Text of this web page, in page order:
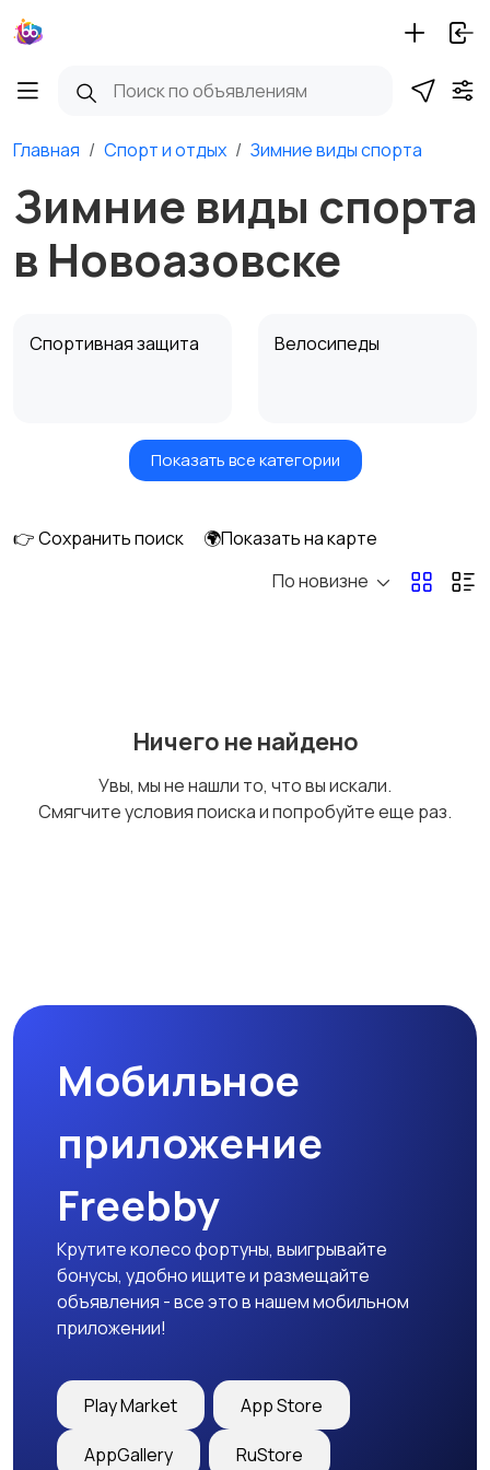
Главная Спорт и отдых Зимние виды спорта
Зимние виды спорта
в Новоазовске
Спортивная защита Велосипеды
Самокаты и
Водные виды спорта
Тренажеры и фитнес Спортивное питание
Другое
Показать все категории
👉 Сохранить поиск
🌍Показать на карте
По новизне
Ничего не найдено
Увы, мы не нашли то, что вы искали.
Смягчите условия поиска и попробуйте еще раз.
Мобильное
приложение
Freebby
Крутите колесо фортуны, выигрывайте
бонусы, удобно ищите и размещайте
объявления - все это в нашем мобильном
приложении!
Play Market App Store
AppGallery RuStore